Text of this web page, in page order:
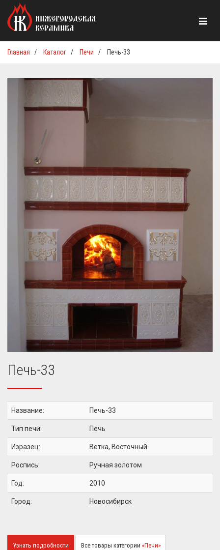
Главная / Каталог / Печи / Печь-33
Печь-33
Название: Печь-33
Тип печи: Печь
Изразец: Ветка, Восточный
Роспись: Ручная золотом
Год: 2010
Город: Новосибирск
Узнать подробности Все товары категории «Печи»